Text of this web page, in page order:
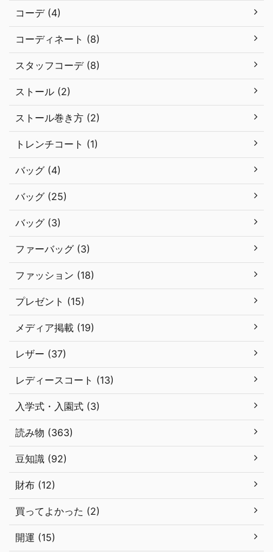
コーデ (4)
コーディネート (8)
スタッフコーデ (8)
ストール (2)
ストール巻き方 (2)
トレンチコート (1)
バッグ (4)
バッグ (25)
バッグ (3)
ファーバッグ (3)
ファッション (18)
プレゼント (15)
メディア掲載 (19)
レザー (37)
レディースコート (13)
入学式・入園式 (3)
読み物 (363)
豆知識 (92)
財布 (12)
買ってよかった (2)
開運 (15)